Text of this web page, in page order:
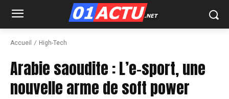
Accueil High-Tech
Arabie saoudite : L’e-sport, une
nouvelle arme de soft power